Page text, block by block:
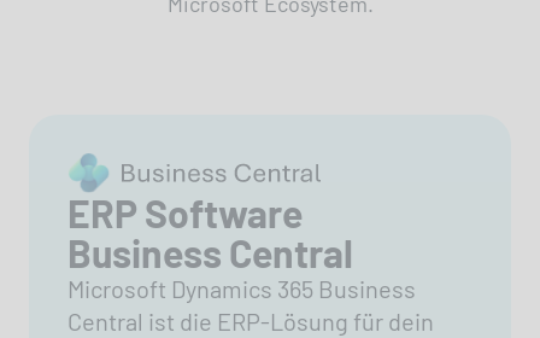
ERP Software
Business Central
Microsoft Dynamics 365 Business
Central ist die ERP-Lösung für dein